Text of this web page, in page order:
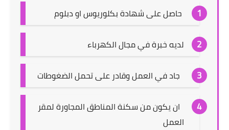
حاصل على شهادة بكلوريوس او دبلوم
لديه خبرة في مجال الكهرباء
جاد في العمل وقادر على تحمل الضغوطات
ان يكون من سكنة المناطق المجاورة لمقر
العمل